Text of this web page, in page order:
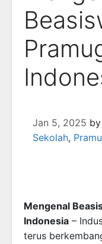
Jan 5, 2025 by
Sekolah,
Mengenal
Indonesia –
terus